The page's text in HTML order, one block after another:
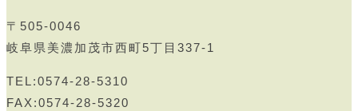
〒505-0046
岐阜県美濃加茂市西町5丁目337-1
TEL:0574-28-5310
FAX:0574-28-5320